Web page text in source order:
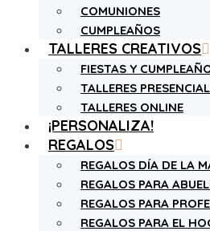
COMUNIONES
CUMPLEAÑOS
TALLERES CREATIVOS
FIESTAS Y
TALLERES
TALLERES ONLINE
¡PERSONALIZA!
REGALOS
REGALOS DÍA DE LA
REGALOS PARA
REGALOS PARA
REGALOS PARA EL